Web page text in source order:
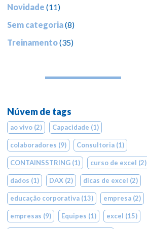
Novidade (11)
Sem categoria(8)
Treinamento(35)
Núvem de tags
ao vivo (2) Capacidade (1)
colaboradores (9) Consultoria (1)
CONTAINSSTRING (1) curso de excel (2)
dados (1) DAX (2) dicas de excel (2)
educação corporativa (13) empresa (2)
empresas (9) Equipes (1) excel (15)